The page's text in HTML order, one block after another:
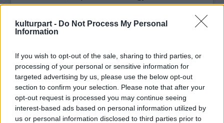
kulturpart - Do Not Process My Personal
Information
If you wish to opt-out of the sale, sharing to third parties, or
processing of your personal or sensitive information for
targeted advertising by us, please use the below opt-out
section to confirm your selection. Please note that after your
opt-out request is processed you may continue seeing
interest-based ads based on personal information utilized by
us or personal information disclosed to third parties prior to
nekik a befejezést – nyilatkozta a legendás
rendező. – A szárnyas fejvadász-ban ezt
elmulasztottam, és Harrison Ford azóta se
robotot játszott, nem embert. Úgyhogy most
már figyelek az ilyesmire. És a Hazugságok
hálója úgyis tele van fordulattal: hülye érzés
volna, ha végül kiderülne, hogy mondjuk Leo
végig nem tudta, kinek is dolgozott az
ügynök, akit játszott.